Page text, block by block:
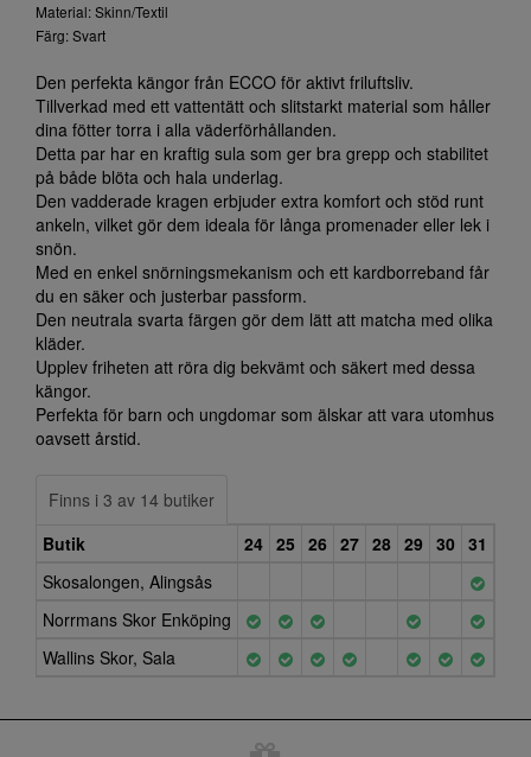
Material: Skinn/Textil
Färg: Svart
Den perfekta kängor från ECCO för aktivt friluftsliv.
Tillverkad med ett vattentätt och slitstarkt material som håller
dina fötter torra i alla väderförhållanden.
Detta par har en kraftig sula som ger bra grepp och stabilitet
på både blöta och hala underlag.
Den vadderade kragen erbjuder extra komfort och stöd runt
ankeln, vilket gör dem ideala för långa promenader eller lek i
snön.
Med en enkel snörningsmekanism och ett kardborreband får
du en säker och justerbar passform.
Den neutrala svarta färgen gör dem lätt att matcha med olika
kläder.
Upplev friheten att röra dig bekvämt och säkert med dessa
kängor.
Perfekta för barn och ungdomar som älskar att vara utomhus
oavsett årstid.
Finns i 3 av 14 butiker
Butik
24 25 26 27 28 29 30 31
Skosalongen, Alingsås
Norrmans Skor Enköping
Wallins Skor, Sala